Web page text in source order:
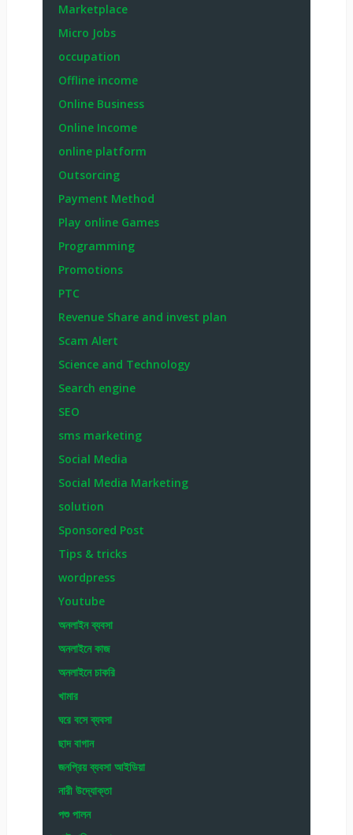
Marketplace
Micro Jobs
occupation
Offline income
Online Business
Online Income
online platform
Outsorcing
Payment Method
Play online Games
Programming
Promotions
PTC
Revenue Share and invest plan
Scam Alert
Science and Technology
Search engine
SEO
sms marketing
Social Media
Social Media Marketing
solution
Sponsored Post
Tips & tricks
wordpress
Youtube
অনলাইন ব্যবসা
অনলাইনে কাজ
অনলাইনে চাকরি
খামার
ঘরে বসে ব্যবসা
ছাদ বাগান
জনপ্রিয় ব্যবসা আইডিয়া
নারী উদ্যোক্তা
পশু পালন